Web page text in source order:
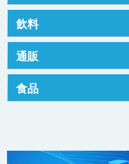
飲料
通販
食品